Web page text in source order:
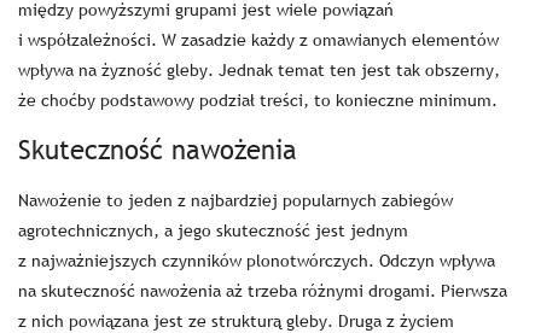
między powyższymi grupami jest wiele powiązań
i współzależności. W zasadzie każdy z omawianych elementów
wpływa na żyzność gleby. Jednak temat ten jest tak obszerny,
że choćby podstawowy podział treści, to konieczne minimum.
Skuteczność nawożenia
Nawożenie to jeden z najbardziej popularnych zabiegów
agrotechnicznych, a jego skuteczność jest jednym
z najważniejszych czynników plonotwórczych. Odczyn wpływa
na skuteczność nawożenia aż trzeba różnymi drogami. Pierwsza
z nich powiązana jest ze strukturą gleby. Druga z życiem